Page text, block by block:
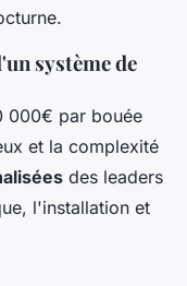
système de
000€ par bouée
et la complexité
des leaders
l'installation et